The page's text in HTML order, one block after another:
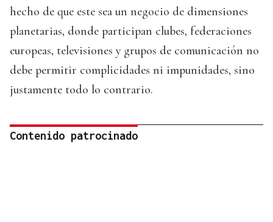
hecho de que este sea un negocio de dimensiones
planetarias, donde participan clubes, federaciones
europeas, televisiones y grupos de comunicación no
debe permitir complicidades ni impunidades, sino
justamente todo lo contrario.
Contenido patrocinado